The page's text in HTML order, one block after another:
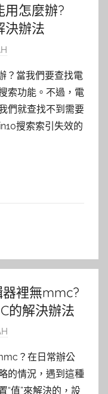
用怎麼辦?
決辦法
？當我們要查找電
索功能。不過，電
們就查找不到需要
搜索索引失效的
裡無mmc?
的解決辦法
？在日常辦公
的情況，遇到這種
“值”來解決的，設